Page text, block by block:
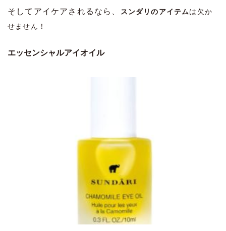
そしてアイケアされるなら、 スンダリのアイテムは欠か
せません！
エッセンシャルアイオイル